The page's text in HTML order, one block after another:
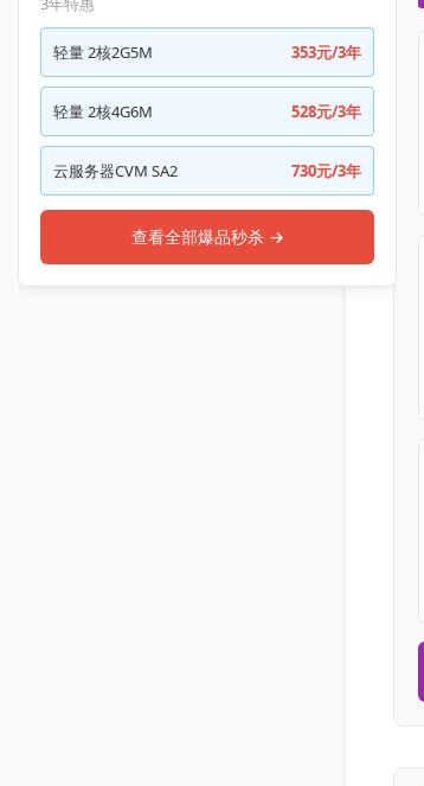
轻量 2核2G5M 353元/3年
轻量 2核4G6M 528元/3年
云服务器CVM SA2 730元/3年
查看全部爆品秒杀 →